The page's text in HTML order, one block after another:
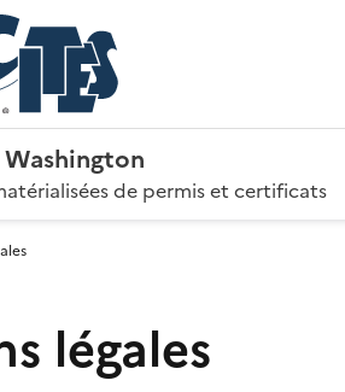
de permis et certificats
légales